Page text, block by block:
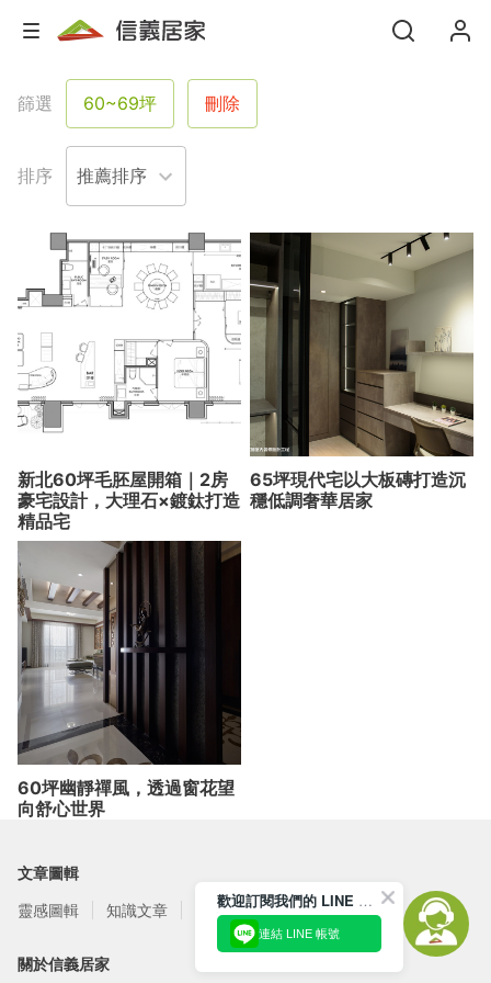
篩選 60~69坪 刪除
排序
新北60坪毛胚屋開箱｜2房
豪宅設計，大理石×鍍鈦打造
精品宅
65坪現代宅以大板磚打造沉
穩低調奢華居家
60坪幽靜禪風，透過窗花望
向舒心世界
文章圖輯
靈感圖輯
知識文章 訂閱電子報
關於信義居家
歡迎訂閱我們的 LINE 官方帳號
連結 LINE 帳號